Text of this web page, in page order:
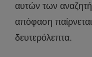
αυτών των
απόφαση
δευτερόλεπτα.